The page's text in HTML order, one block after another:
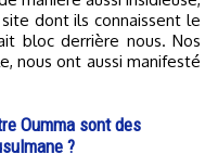
site dont ils connaissent le
bloc derrière nous. Nos
nous ont aussi manifesté
Oumma sont des
?